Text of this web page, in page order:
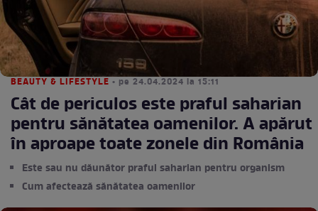
BEAUTY & LIFESTYLE • pe 24.04.2024 la 15:11
Cât de periculos este praful saharian
pentru sănătatea oamenilor. A apărut
în aproape toate zonele din România
Este sau nu dăunător praful saharian pentru organism
Cum afectează sănătatea oamenilor